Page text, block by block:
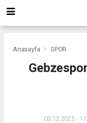
Anasayfa SPOR
03.12.2025 -